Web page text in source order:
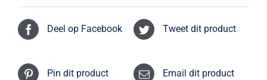
Deel op Facebook Tweet dit product
Pin dit product Email dit product